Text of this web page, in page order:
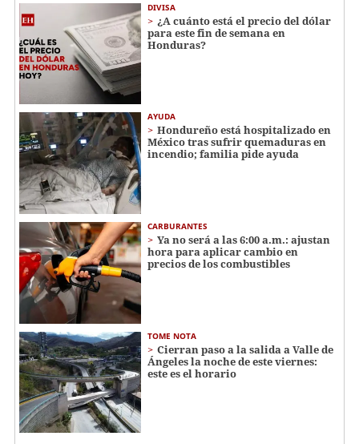
DIVISA
¿A cuánto está el precio del dólar
para este fin de semana en
Honduras?
AYUDA
Hondureño está hospitalizado en
México tras sufrir quemaduras en
incendio; familia pide ayuda
CARBURANTES
Ya no será a las 6:00 a.m.: ajustan
hora para aplicar cambio en
precios de los combustibles
TOME NOTA
Cierran paso a la salida a Valle de
Ángeles la noche de este viernes:
este es el horario